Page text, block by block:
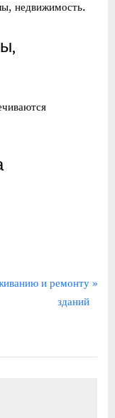
недвижимость.
и ремонту
зданий